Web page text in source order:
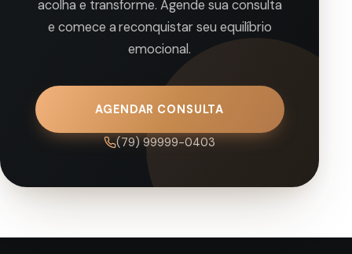
acolha e transforme. Agende sua consulta
e comece a reconquistar seu equilíbrio
emocional.
AGENDAR CONSULTA
(79) 99999-0403